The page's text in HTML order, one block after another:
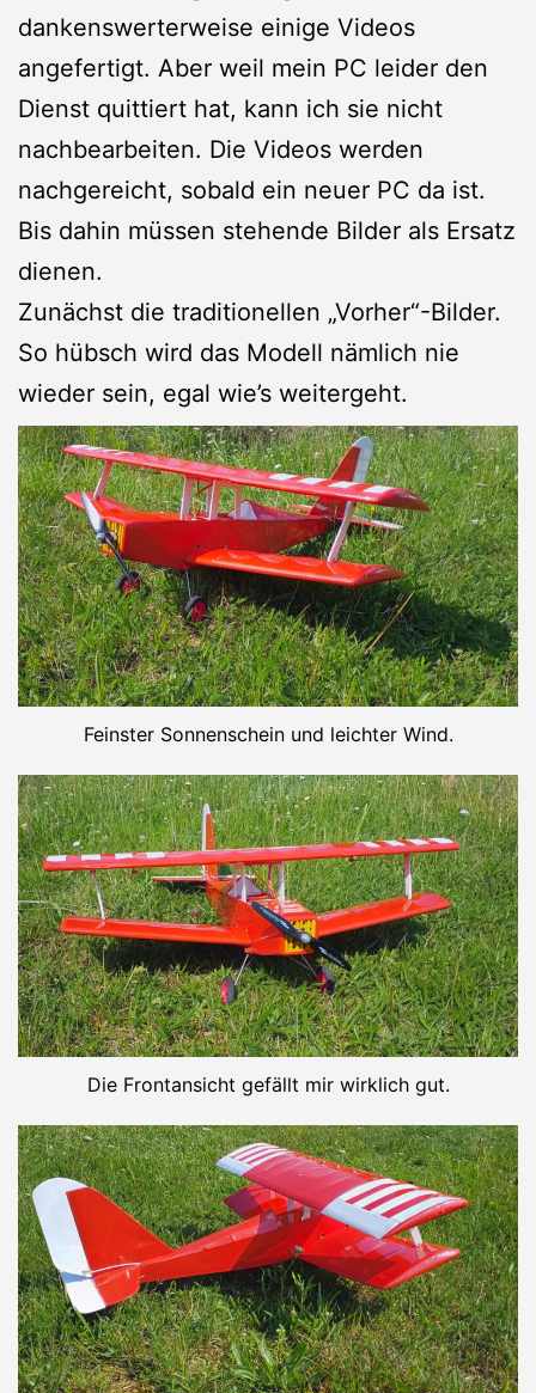
dankenswerterweise einige Videos
angefertigt. Aber weil mein PC leider den
Dienst quittiert hat, kann ich sie nicht
nachbearbeiten. Die Videos werden
nachgereicht, sobald ein neuer PC da ist.
Bis dahin müssen stehende Bilder als Ersatz
dienen.
Zunächst die traditionellen „Vorher“-Bilder.
So hübsch wird das Modell nämlich nie
wieder sein, egal wie’s weitergeht.
Feinster Sonnenschein und leichter Wind.
Die Frontansicht gefällt mir wirklich gut.